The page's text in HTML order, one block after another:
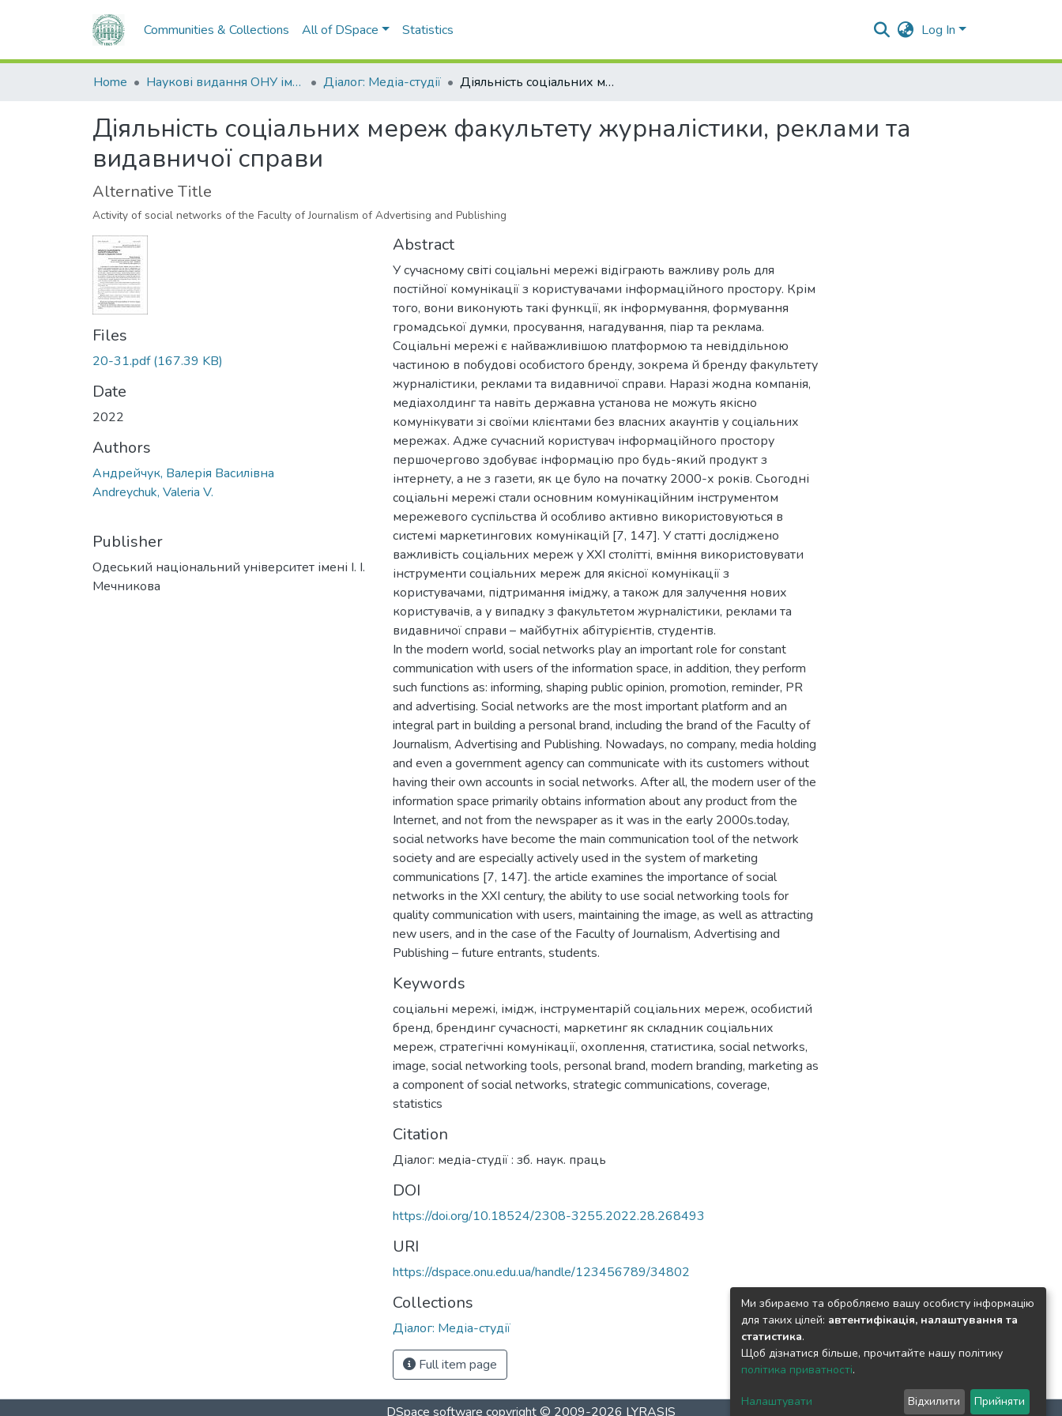
Communities & Collections All of DSpace Statistics Log In
Home Наукові видання ОНУ імені І. І. Мечникова Діалог: Медіа-студії Діяльність соціальних мереж факультету журналістики, реклами та видавничої справи
Діяльність соціальних мереж факультету журналістики, реклами та
видавничої справи
Alternative Title
Activity of social networks of the Faculty of Journalism of Advertising and Publishing
Files
20-31.pdf(167.39 KB)
Date
2022
Authors
Андрейчук, Валерія Василівна
Andreychuk, Valeria V.
Publisher
Одеський національний університет імені І. І.
Мечникова
Abstract
У сучасному світі соціальні мережі відіграють важливу роль для
постійної комунікації з користувачами інформаційного простору. Крім
того, вони виконують такі функції, як інформування, формування
громадської думки, просування, нагадування, піар та реклама.
Соціальні мережі є найважливішою платформою та невіддільною
частиною в побудові особистого бренду, зокрема й бренду факультету
журналістики, реклами та видавничої справи. Наразі жодна компанія,
медіахолдинг та навіть державна установа не можуть якісно
комунікувати зі своїми клієнтами без власних акаунтів у соціальних
мережах. Адже сучасний користувач інформаційного простору
першочергово здобуває інформацію про будь-який продукт з
інтернету, а не з газети, як це було на початку 2000-х років. Сьогодні
соціальні мережі стали основним комунікаційним інструментом
мережевого суспільства й особливо активно використовуються в
системі маркетингових комунікацій [7, 147]. У статті досліджено
важливість соціальних мереж у XXI столітті, вміння використовувати
інструменти соціальних мереж для якісної комунікації з
користувачами, підтримання іміджу, а також для залучення нових
користувачів, а у випадку з факультетом журналістики, реклами та
видавничої справи – майбутніх абітурієнтів, студентів.
In the modern world, social networks play an important role for constant
communication with users of the information space, in addition, they perform
such functions as: informing, shaping public opinion, promotion, reminder, PR
and advertising. Social networks are the most important platform and an
integral part in building a personal brand, including the brand of the Faculty of
Journalism, Advertising and Publishing. Nowadays, no company, media holding
and even a government agency can communicate with its customers without
having their own accounts in social networks. After all, the modern user of the
information space primarily obtains information about any product from the
Internet, and not from the newspaper as it was in the early 2000s.today,
social networks have become the main communication tool of the network
society and are especially actively used in the system of marketing
communications [7, 147]. the article examines the importance of social
networks in the XXI century, the ability to use social networking tools for
quality communication with users, maintaining the image, as well as attracting
new users, and in the case of the Faculty of Journalism, Advertising and
Publishing – future entrants, students.
Keywords
соціальні мережі, імідж, інструментарій соціальних мереж, особистий
бренд, брендинг сучасності, маркетинг як складник соціальних
мереж, стратегічні комунікації, охоплення, статистика, social networks,
image, social networking tools, personal brand, modern branding, marketing as
a component of social networks, strategic communications, coverage,
statistics
Citation
Діалог: медіа-студії : зб. наук. праць
DOI
https://doi.org/10.18524/2308-3255.2022.28.268493
URI
https://dspace.onu.edu.ua/handle/123456789/34802
Collections
Діалог: Медіа-студії
Full item page
DSpace software copyright © 2009-2026 LYRASIS
Ми збираємо та обробляємо вашу особисту інформацію
для таких цілей: автентифікація, налаштування та
статистика.
Щоб дізнатися більше, прочитайте нашу політику
політика приватності.
Налаштувати Відхилити Прийняти